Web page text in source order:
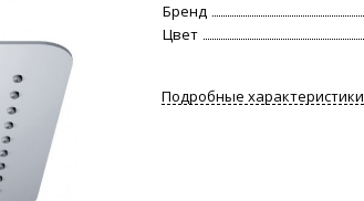
Бренд
Цвет
Подробные характеристики